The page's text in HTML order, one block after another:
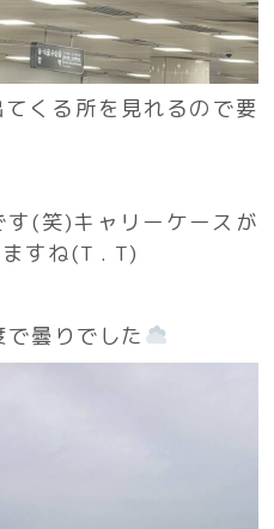
くる所を見れるので要
(笑)キャリーケースが
すね(T . T)
曇りでした